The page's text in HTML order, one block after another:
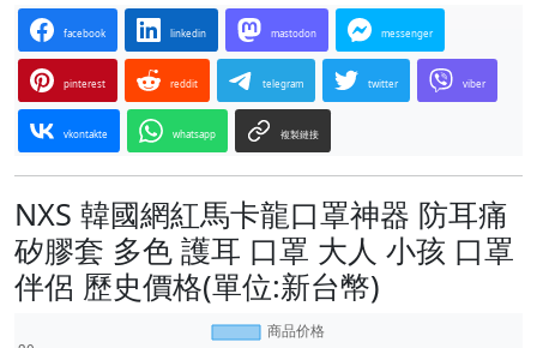
facebook linkedin mastodon messenger
pinterest reddit telegram twitter viber
vkontakte whatsapp 複製鏈接
NXS 韓國網紅馬卡龍口罩神器 防耳痛
矽膠套 多色 護耳 口罩 大人 小孩 口罩
伴侶 歷史價格(單位:新台幣)